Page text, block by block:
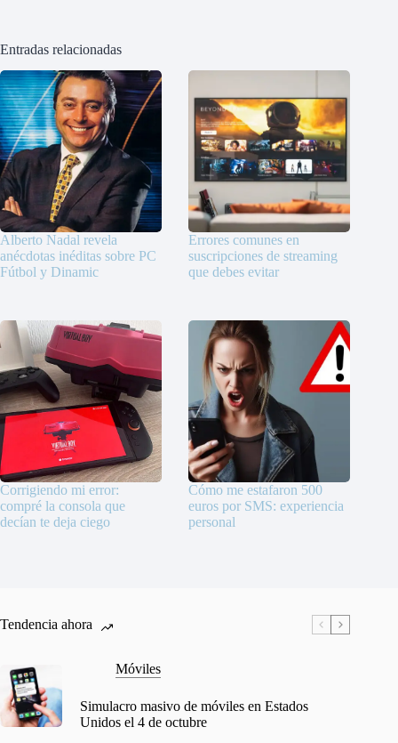
Entradas relacionadas
Alberto Nadal revela
anécdotas inéditas sobre PC
Fútbol y Dinamic
Errores comunes en
suscripciones de streaming
que debes evitar
Corrigiendo mi error:
compré la consola que
decían te deja ciego
Cómo me estafaron 500
euros por SMS: experiencia
personal
Tendencia ahora
Móviles
Simulacro masivo de móviles en Estados
Unidos el 4 de octubre